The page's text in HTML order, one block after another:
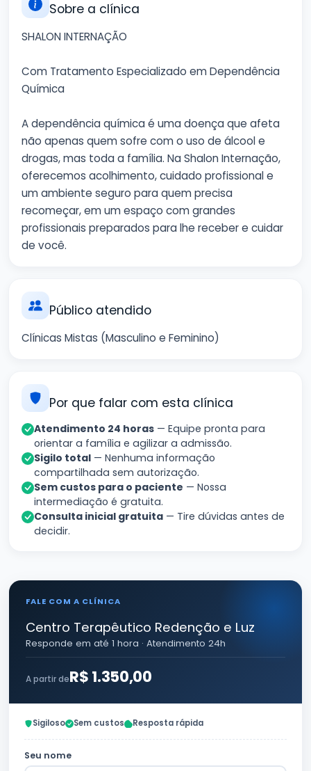
Sobre a clínica
SHALON INTERNAÇÃO
Com Tratamento Especializado em Dependência
Química
A dependência química é uma doença que afeta
não apenas quem sofre com o uso de álcool e
drogas, mas toda a família. Na Shalon Internação,
oferecemos acolhimento, cuidado profissional e
um ambiente seguro para quem precisa
recomeçar, em um espaço com grandes
profissionais preparados para lhe receber e cuidar
de você.
Público atendido
Clínicas Mistas (Masculino e Feminino)
Por que falar com esta clínica
Atendimento 24 horas — Equipe pronta para
orientar a família e agilizar a admissão.
Sigilo total — Nenhuma informação
compartilhada sem autorização.
Sem custos para o paciente — Nossa
intermediação é gratuita.
Consulta inicial gratuita — Tire dúvidas antes de
decidir.
FALE COM A CLÍNICA
Centro Terapêutico Redenção e Luz
Responde em até 1 hora · Atendimento 24h
A partir deR$ 1.350,00
Sigiloso Sem custos Resposta rápida
Seu nome